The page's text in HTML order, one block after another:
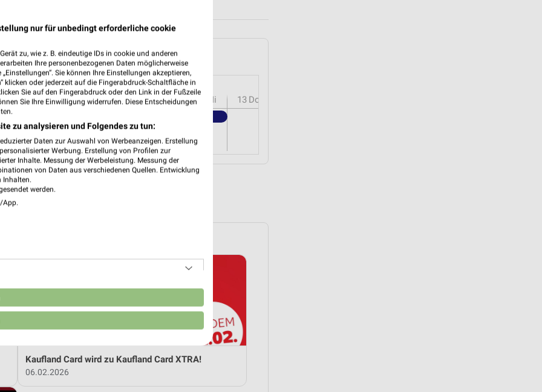
und Umgebung
08Sa 09So 10Mo 11Di 12 Mi 13 Do
PROSPEKTE
Kaufland Card wird zu Kaufland Card XTRA!
06.02.2026
nur für unbedingt erforderliche cookie
zu, wie z. B. eindeutige IDs in cookie und anderen
Ihre personenbezogenen Daten möglicherweise
Sie können Ihre Einstellungen akzeptieren,
klicken oder jederzeit auf die Fingerabdruck-Schaltfläche in
Sie auf den Fingerabdruck oder den Link in der Fußzeile
Sie Ihre Einwilligung widerrufen. Diese Entscheidungen
zu analysieren und Folgendes zu tun:
Daten zur Auswahl von Werbeanzeigen. Erstellung
Werbung. Erstellung von Profilen zur
Inhalte. Messung der Werbeleistung. Messung der
von Daten aus verschiedenen Quellen. Entwicklung
Inhalten.
werden.
App.